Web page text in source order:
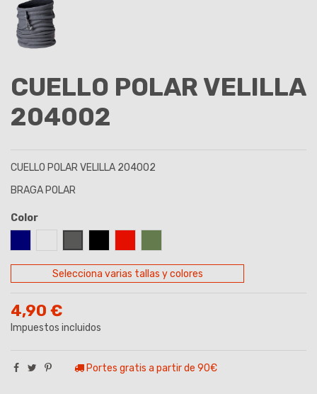
CUELLO POLAR VELILLA
204002
CUELLO POLAR VELILLA 204002
BRAGA POLAR
Color
Selecciona varias tallas y colores
4,90 €
Impuestos incluidos
Portes gratis a partir de 90€